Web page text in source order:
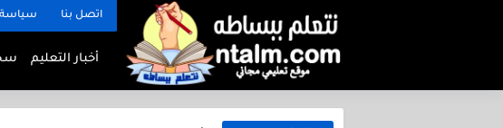
اتصل بنا
أخبار التعليم
الثانوية العامة في مصر 2026.. الدليل الكامل للطالب من أول...